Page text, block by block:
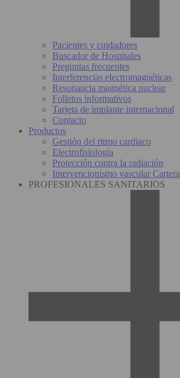
Pacientes y cuidadores
Buscador de Hospitales
Preguntas frecuentes
Interferencias electromagnéticas
Resonancia magnética nuclear
Folletos informativos
Tarjeta de implante internacional
Contacto
Productos
Gestión del ritmo cardiaco
Electrofisiología
Protección contra la radiación
Intervencionismo vascular Cartera
PROFESIONALES SANITARIOS